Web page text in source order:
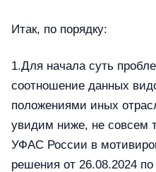
Итак, по порядку:
1.Для начала суть
соотношение данных
положениями иных
увидим ниже, не совсем
УФАС России в
решения от 26.08.2024